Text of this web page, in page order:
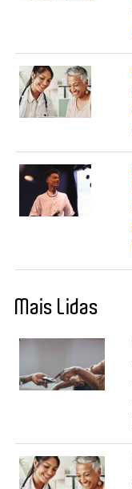
Mais Lidas